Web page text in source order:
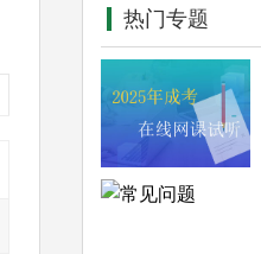
热门专题